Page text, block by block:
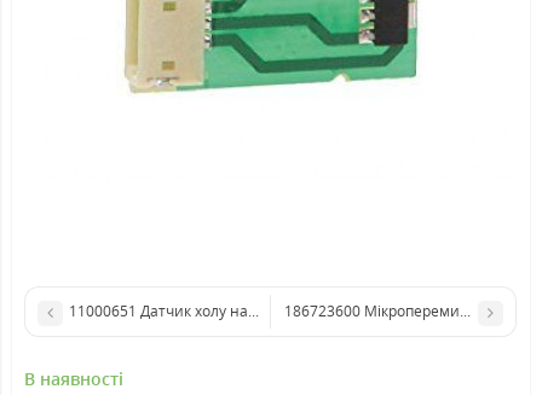
11000651 Датчик холу на кавомолку (Одеа, Інканто)
В наявності